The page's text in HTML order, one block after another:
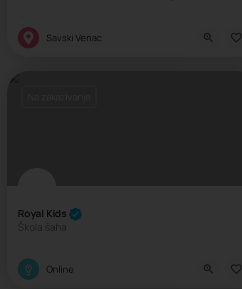
Savski Venac
Royal Kids
Škola šaha
Online